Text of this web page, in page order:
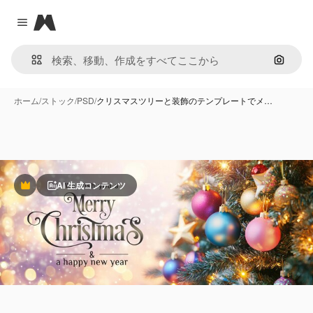
Close menu
Magnific
画像で
ホーム/ストック/PSD/クリスマスツリーと装飾のテンプレートでメ…
PremiumAI 生成コンテンツ